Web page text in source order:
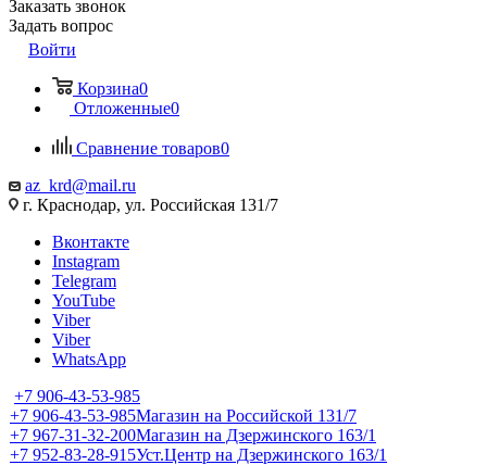
Заказать звонок
Задать вопрос
Войти
Корзина0
Отложенные0
Сравнение товаров0
az_krd@mail.ru
г. Краснодар, ул. Российская 131/7
Вконтакте
Instagram
Telegram
YouTube
Viber
Viber
WhatsApp
+7 906-43-53-985
+7 906-43-53-985Магазин на Российской 131/7
+7 967-31-32-200Магазин на Дзержинского 163/1
+7 952-83-28-915Уст.Центр на Дзержинского 163/1